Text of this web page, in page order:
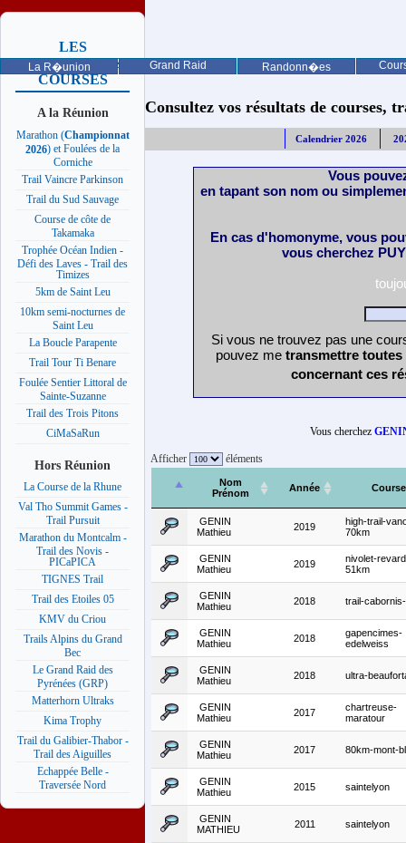
La R�union Grand Raid Randonn�es
LES
PROCHAINES
COURSES
A la Réunion
Marathon (Championnat
2026) et Foulées de la
Corniche
Trail Vaincre Parkinson
Trail du Sud Sauvage
Course de côte de
Takamaka
Trophée Océan Indien -
Défi des Laves - Trail des
Timizes
5km de Saint Leu
10km semi-nocturnes de
Saint Leu
La Boucle Parapente
Trail Tour Ti Benare
Foulée Sentier Littoral de
Sainte-Suzanne
Trail des Trois Pitons
CiMaSaRun
Hors Réunion
La Course de la Rhune
Val Tho Summit Games -
Trail Pursuit
Marathon du Montcalm -
Trail des Novis -
PICaPICA
TIGNES Trail
Trail des Etoiles 05
KMV du Criou
Trails Alpins du Grand
Bec
Le Grand Raid des
Pyrénées (GRP)
Matterhorn Ultraks
Kima Trophy
Trail du Galibier-Thabor -
Trail des Aiguilles
Echappée Belle -
Traversée Nord
Consultez vos résultats de courses,
Calendrier 2026
Vous
en tapant son nom ou
En cas d'homonyme, vous
vous cherchez
Si vous ne trouvez pas une
pouvez me transmettre
concernant ces
Vous cherchez
Afficher éléments
Nom
Prénom
Année Course
GENIN
Mathieu
2019
high-trail-
70km
GENIN
Mathieu
2019
nivolet-
51km
GENIN
Mathieu
2018 trail-
GENIN
Mathieu
2018
gapencimes-
edelweiss
GENIN
Mathieu
2018 ultra-
GENIN
Mathieu
2017
chartreuse-
maratour
GENIN
Mathieu
2017 80km-mont-
GENIN
Mathieu
2015 saintelyon
GENIN
MATHIEU
2011 saintelyon